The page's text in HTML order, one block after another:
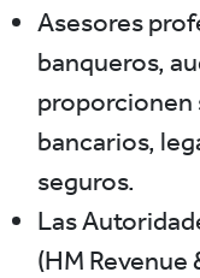
Asesores
banqueros,
proporcionen
bancarios,
seguros.
Las
(HM